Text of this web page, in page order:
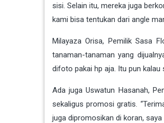
sisi. Selain itu, mereka juga
kami bisa tentukan dari angle
Milayaza Orisa, Pemilik Sasa
tanaman-tanaman yang
difoto pakai hp aja. Itu pun kalau
Ada juga Uswatun Hasanah,
sekaligus promosi gratis.
juga dipromosikan di koran, saya